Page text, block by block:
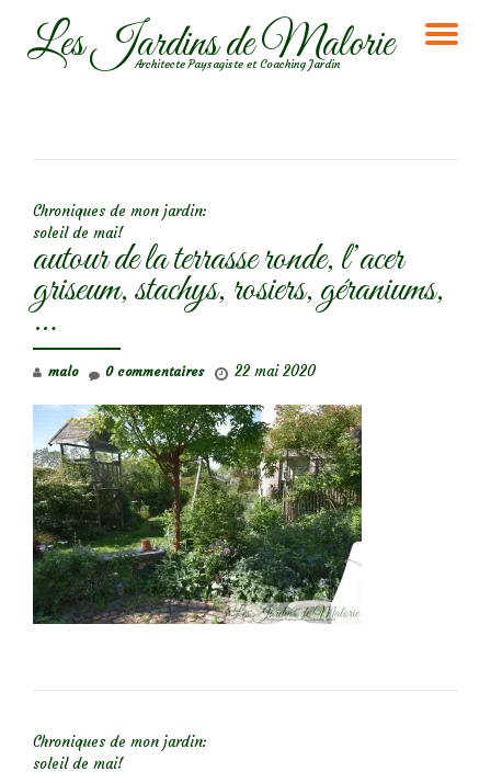
AllerLes Jardins de Malorie
Architecte Paysagiste et Coaching Jardin
Chroniques de mon jardin:
soleil de mai!
autour de la terrasse ronde, l’acer
griseum, stachys, rosiers, géraniums,
…
malo 22 mai 2020
0 commentaires
Chroniques de mon jardin:
soleil de mai!